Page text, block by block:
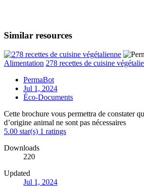
Similar resources
Alimentation 278 recettes de cuisine
PermaBot
Jul 1, 2024
Éco-Documents
Cette brochure vous permettra de constater
d’origine animal ne sont pas nécessaires
5.00 star(s) 1 ratings
Downloads
220
Updated
Jul 1, 2024